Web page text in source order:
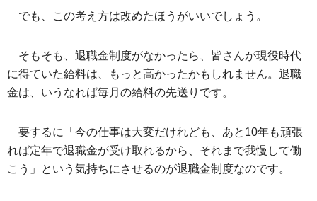
でも、この考え方は改めたほうがいいでしょう。
そもそも、退職金制度がなかったら、皆さんが現役時代
に得ていた給料は、もっと高かったかもしれません。退職
金は、いうなれば毎月の給料の先送りです。
要するに「今の仕事は大変だけれども、あと10年も頑張
れば定年で退職金が受け取れるから、それまで我慢して働
こう」という気持ちにさせるのが退職金制度なのです。